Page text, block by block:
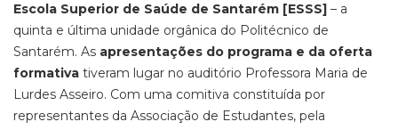
Escola Superior de Saúde de Santarém [ESSS] – a
quinta e última unidade orgânica do Politécnico de
Santarém. As apresentações do programa e da oferta
formativa tiveram lugar no auditório Professora Maria de
Lurdes Asseiro. Com uma comitiva constituída por
representantes da Associação de Estudantes, pela